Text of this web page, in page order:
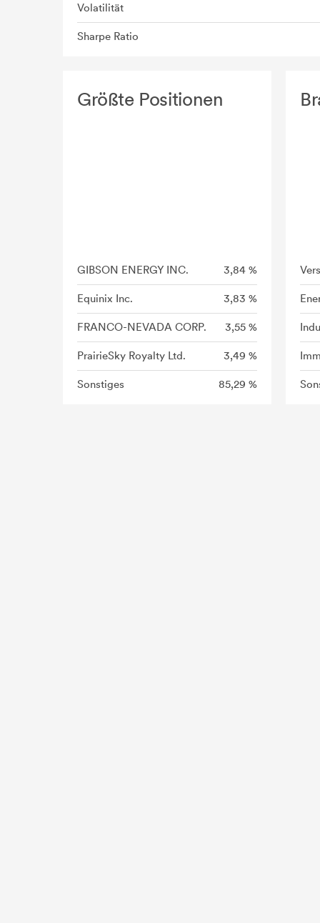
Volatilität
Sharpe Ratio
Größte Positionen
GIBSON ENERGY INC. 3,84 %
Equinix Inc. 3,83 %
FRANCO-NEVADA CORP. 3,55 %
PrairieSky Royalty Ltd. 3,49 %
Sonstiges 85,29 %